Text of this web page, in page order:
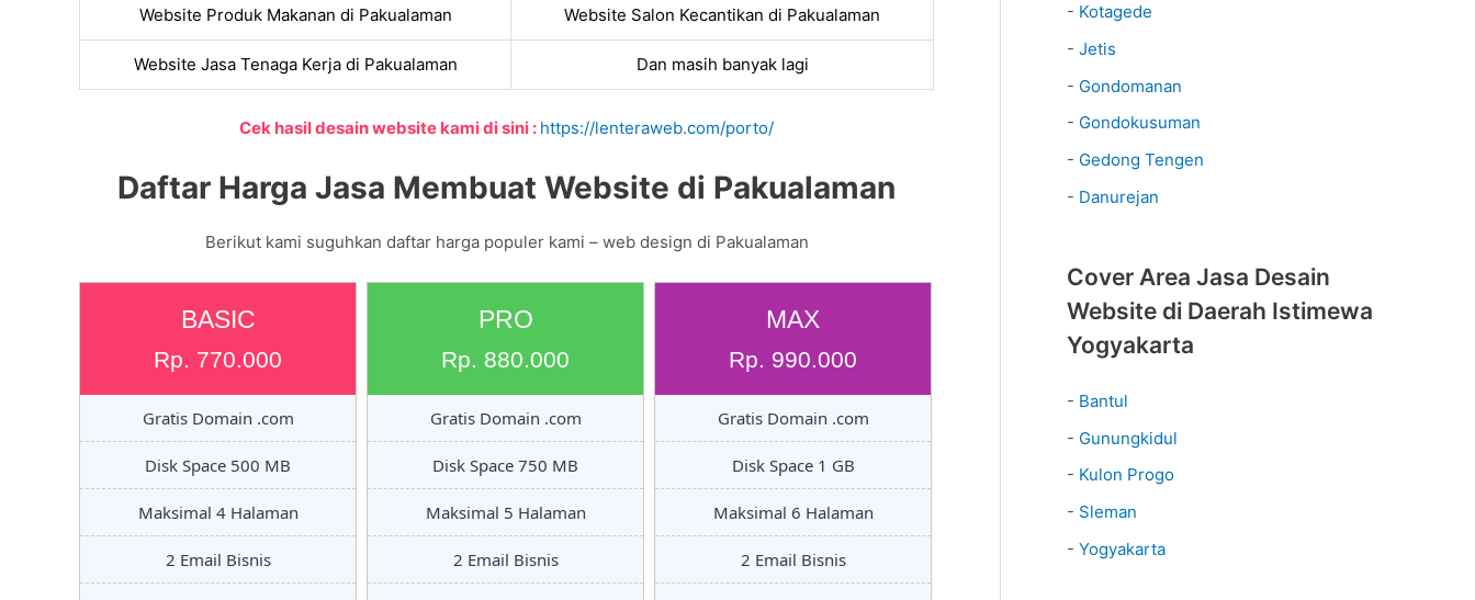
Website Produk Makanan di Pakualaman Website Salon Kecantikan di Pakualaman
Website Jasa Tenaga Kerja di Pakualaman Dan masih banyak lagi
Cek hasil desain website kami di sini : https://lenteraweb.com/porto/
Daftar Harga Jasa Membuat Website di Pakualaman
Berikut kami suguhkan daftar harga populer kami – web design di Pakualaman
BASIC
Rp. 770.000
Gratis Domain .com
Disk Space 500 MB
Maksimal 4 Halaman
2 Email Bisnis
PRO
Rp. 880.000
Gratis Domain .com
Disk Space 750 MB
Maksimal 5 Halaman
2 Email Bisnis
MAX
Rp. 990.000
Gratis Domain .com
Disk Space 1 GB
Maksimal 6 Halaman
2 Email Bisnis
- Kotagede
- Jetis
- Gondomanan
- Gondokusuman
- Gedong Tengen
- Danurejan
Cover Area Jasa Desain
Website di Daerah Istimewa
Yogyakarta
- Bantul
- Gunungkidul
- Kulon Progo
- Sleman
- Yogyakarta